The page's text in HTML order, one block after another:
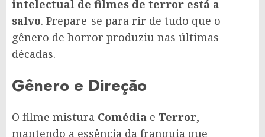
intelectual de filmes de terror está a
salvo. Prepare-se para rir de tudo que o
gênero de horror produziu nas últimas
décadas.
Gênero e Direção
O filme mistura Comédia e Terror,
mantendo a essência da franquia que